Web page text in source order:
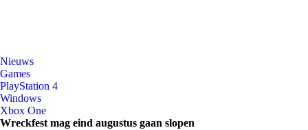
Nieuws
Games
PlayStation 4
Windows
Xbox One
Wreckfest mag eind augustus gaan slopen